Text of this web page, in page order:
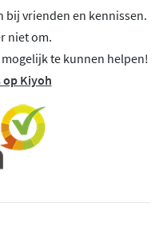
bij vrienden en kennissen.
niet om.
te kunnen helpen!
op Kiyoh